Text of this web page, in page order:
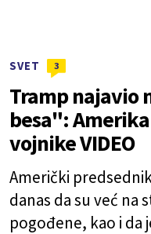
SVET 3
Tramp najavio
besa":
vojnike VIDEO
Američki
danas da su već na
pogođene, kao i da